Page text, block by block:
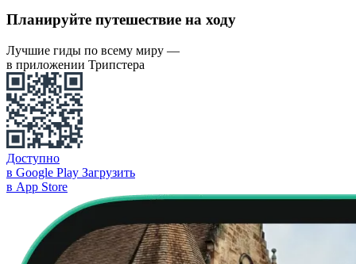
Планируйте путешествие на ходу
Лучшие гиды по всему миру —
в приложении Трипстера
Доступно
в Google Play Загрузить
в App Store